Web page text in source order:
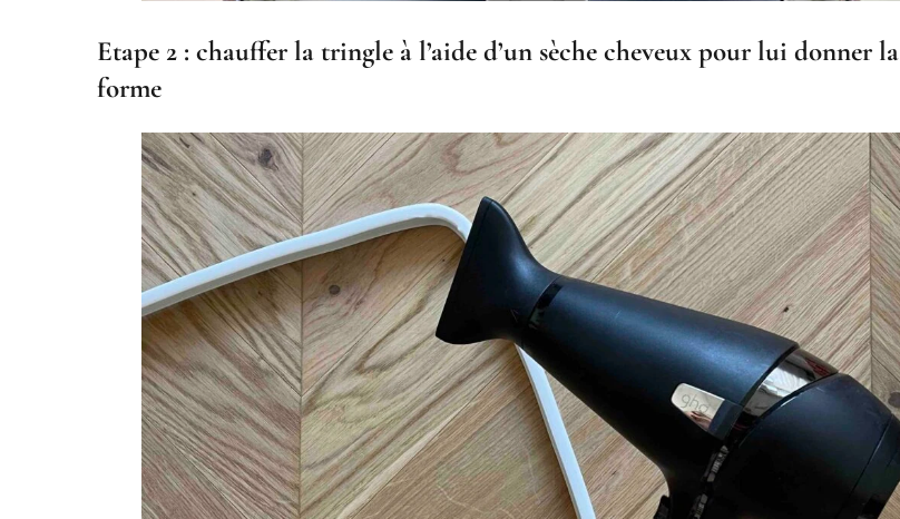
Etape 2 : chauffer la tringle à l’aide d’un sèche cheveux pour lui donner la
forme